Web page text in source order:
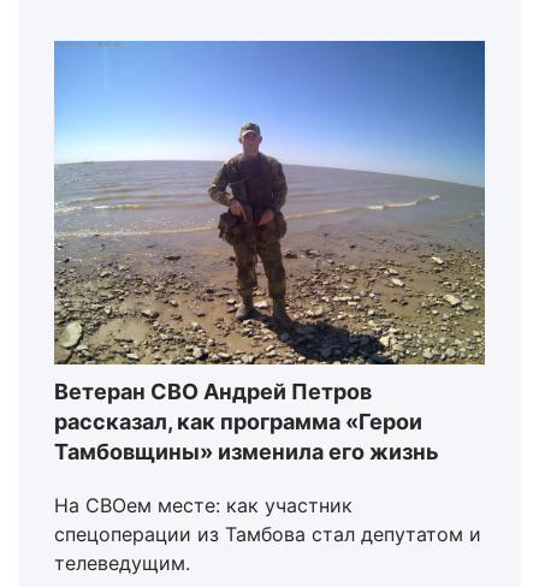
Ветеран СВО Андрей Петров
рассказал, как программа «Герои
Тамбовщины» изменила его жизнь
На СВОем месте: как участник
спецоперации из Тамбова стал депутатом и
телеведущим.